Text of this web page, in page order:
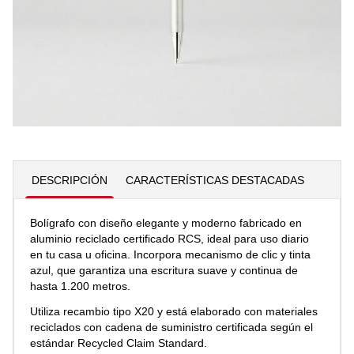
DESCRIPCIÓN CARACTERÍSTICAS DESTACADAS
Bolígrafo con diseño elegante y moderno fabricado en
aluminio reciclado certificado RCS, ideal para uso diario
en tu casa u oficina. Incorpora mecanismo de clic y tinta
azul, que garantiza una escritura suave y continua de
hasta 1.200 metros.
Utiliza recambio tipo X20 y está elaborado con materiales
reciclados con cadena de suministro certificada según el
estándar Recycled Claim Standard.